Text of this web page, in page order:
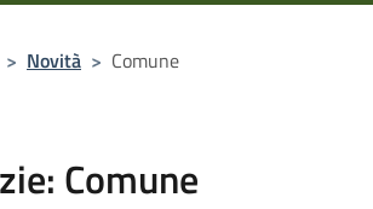
> Novità > Comune
Comune